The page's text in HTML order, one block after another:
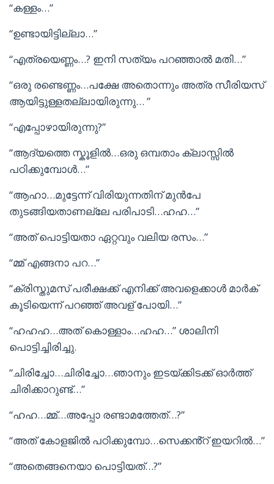
“കള്ളം…”
“ഉണ്ടായിട്ടില്ലാ…”
“എത്രയെണ്ണം…? ഇനി സത്യം പറഞ്ഞാൽ മതി…”
“ഒരു രണ്ടെണ്ണം…പക്ഷേ അതൊന്നും അത്ര സീരിയസ്
ആയിട്ടുള്ളതല്ലായിരുന്നു… ”
“എപ്പോഴായിരുന്നു?”
“ആദ്യത്തെ സ്കൂളിൽ…ഒരു ഒമ്പതാം ക്ലാസ്സിൽ
പഠിക്കുമ്പോൾ…”
“ആഹാ…മുട്ടേന്ന് വിരിയുന്നതിന് മുൻപേ
തുടങ്ങിയതാണല്ലേ പരിപാടി…ഹഹ…”
“അത് പൊട്ടിയതാ ഏറ്റവും വലിയ രസം…”
“മ്മ് എങ്ങനാ പറ…”
“ക്രിസ്തുമസ് പരീക്ഷക്ക് എനിക്ക് അവളെക്കാൾ മാർക്
കൂടിയെന്ന് പറഞ്ഞ് അവള് പോയി…”
“ഹഹഹ…അത് കൊള്ളാം…ഹഹ…” ശാലിനി
പൊട്ടിച്ചിരിച്ചു.
“ചിരിച്ചോ…ചിരിച്ചോ…ഞാനും ഇടയ്ക്കിടക്ക് ഓർത്ത്
ചിരിക്കാറുണ്ട്…”
“ഹഹ…മ്മ്…അപ്പോ രണ്ടാമത്തേത്…?”
“അത് കോളജിൽ പഠിക്കുമ്പോ…സെക്കൻ്റ് ഇയറിൽ…”
“അതെങ്ങനെയാ പൊട്ടിയത്…?”